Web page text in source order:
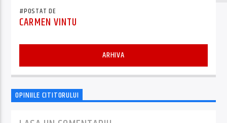
#POSTAT DE
CARMEN VINTU
ARHIVA
OPINIILE CITITORULUI